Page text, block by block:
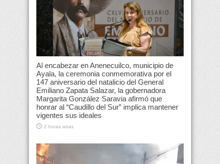
Al encabezar en Anenecuilco, municipio de
Ayala, la ceremonia conmemorativa por el
147 aniversario del natalicio del General
Emiliano Zapata Salazar, la gobernadora
Margarita González Saravia afirmó que
honrar al “Caudillo del Sur” implica mantener
vigentes sus ideales
2 horas atras